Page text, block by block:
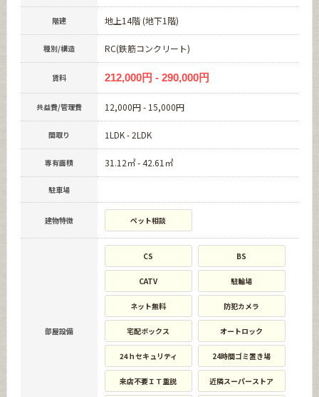
階建 地上14階 (地下1階)
種別/構造 RC(鉄筋コンクリート)
賃料 212,000円 - 290,000円
共益費/管理費 12,000円 - 15,000円
間取り 1LDK - 2LDK
専有面積 31.12㎡ - 42.61㎡
駐車場
建物特徴 ペット相談
部屋設備
CS BS
CATV 駐輪場
ネット無料 防犯カメラ
宅配ボックス オートロック
24ｈセキュリティ 24時間ゴミ置き場
来店不要ＩＴ重説 近隣スーパーストア